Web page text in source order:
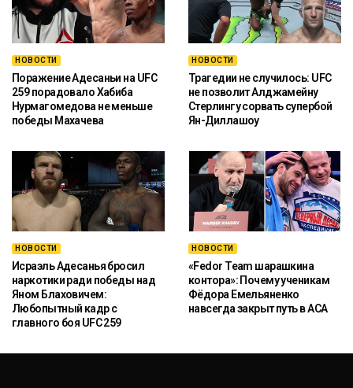
НОВОСТИ
Поражение Адесаньи на UFC
259 порадовало Хабиба
Нурмагомедова не меньше
победы Махачева
НОВОСТИ
Трагедии не случилось: UFC
не позволит Алджамейну
Стерлингу сорвать супербой
Ян-Диллашоу
НОВОСТИ
Исраэль Адесанья бросил
наркотики ради победы над
Яном Блаховичем:
Любопытный кадр с
главного боя UFC 259
НОВОСТИ
«Fedor Team шарашкина
контора»: Почему ученикам
Фёдора Емельяненко
навсегда закрыт путь в ACA